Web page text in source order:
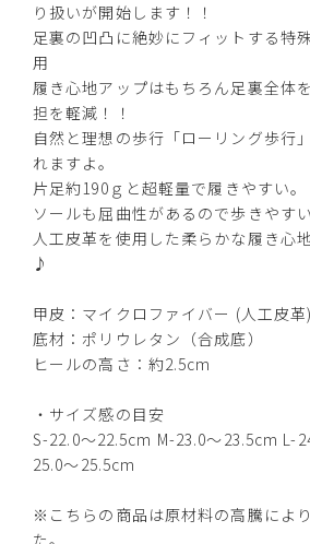
S(22.0～22.5cm)
M(23.0～23.5cm)
在庫切れ
在庫切れ
LL(25.0～25.5cm)
オーク
S(22.0～22.5cm)
M(23.0～23.5cm)
L(24.0～24.5cm)
り扱いが開始します！！
足裏の凹凸に絶妙にフィットする特
用
履き心地アップはもちろん足裏全体
担を軽減！！
自然と理想の歩行「ローリング歩行
れますよ。
片足約190ｇと超軽量で履きやすい。
ソールも屈曲性があるので歩きやすい
人工皮革を使用した柔らかな履き心
♪
甲皮：マイクロファイバー (人工皮
底材：ポリウレタン（合成底）
ヒールの高さ：約2.5cm
・サイズ感の目安
S-22.0～22.5cm M-23.0～23.5cm L-
25.0～25.5cm
※こちらの商品は原材料の高騰によ